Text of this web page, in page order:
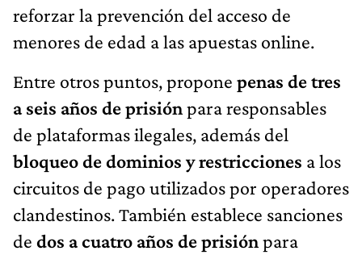
reforzar la prevención del acceso de
menores de edad a las apuestas online.
Entre otros puntos, propone penas de tres
a seis años de prisiónpara responsables
de plataformas ilegales, además del
bloqueo de dominios y restricciones a los
circuitos de pago utilizados por operadores
clandestinos. También establece sanciones
de dos a cuatro años de prisiónpara